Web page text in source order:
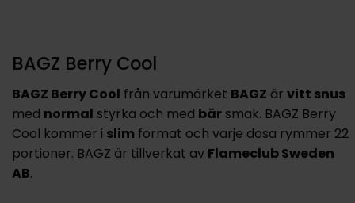
BAGZ Berry Cool
BAGZ Berry Cool från varumärket BAGZ är vitt snus
med normal styrka och med bär smak. BAGZ Berry
Cool kommer i slim format och varje dosa rymmer 22
portioner. BAGZ är tillverkat av Flameclub Sweden
AB.